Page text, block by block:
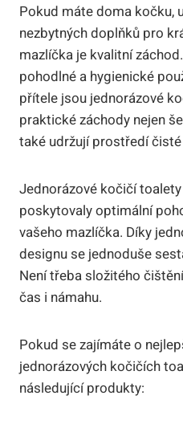
Pokud máte doma kočku,
nezbytných doplňků pro
mazlíčka je kvalitní
pohodlné a hygienické
přítele jsou jednorázové
praktické záchody nejen
také udržují prostředí čisté
Jednorázové kočičí
poskytovaly optimální
vašeho mazlíčka. Díky
designu se jednoduše
Není třeba složitého
čas i námahu.
Pokud se zajímáte o
jednorázových kočičích
následující produkty: